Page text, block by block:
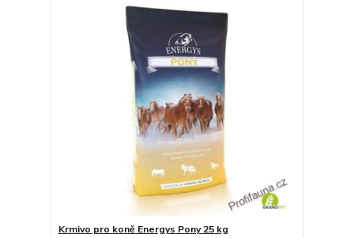
Krmivo pro koně Energys Pony 25 kg